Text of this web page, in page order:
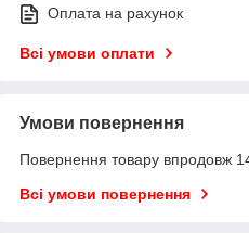
Оплата на рахунок
Всі умови оплати
Умови повернення
Повернення товару впродовж
Всі умови повернення